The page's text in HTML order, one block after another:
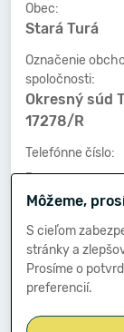
Obec:
Stará Turá
Označenie
spoločnosti:
Okresný súd
17278/R
Telefónne číslo:
-
Faxové číslo:
-
E-mailová
-
Môžeme,
S cieľom
stránky a
Prosíme o
preferencií.